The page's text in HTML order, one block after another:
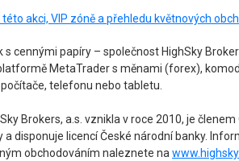
akci, VIP zóně a přehledu květnových
s cennými papíry – společnost HighSky
MetaTrader s měnami (forex),
telefonu nebo tabletu.
Brokers, a.s. vznikla v roce 2010, je
a disponuje licencí České národní banky.
obchodováním naleznete na